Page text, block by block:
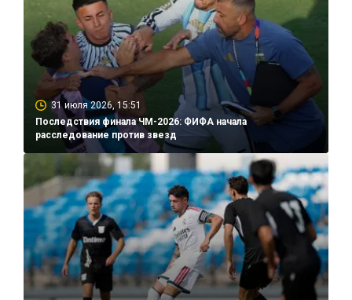
31 июля 2026, 15:51
Последствия финала ЧМ-2026: ФИФА начала
расследование против звезд